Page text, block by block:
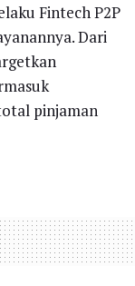
Fintech P2P
Dari
pinjaman